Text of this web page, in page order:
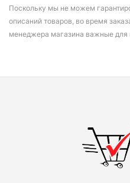
Поскольку мы не можем
описаний товаров, во время
менеджера магазина важные для